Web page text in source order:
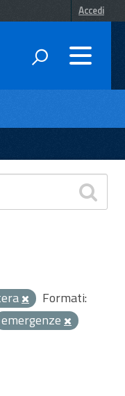
Accedi
Formati:
emergenze